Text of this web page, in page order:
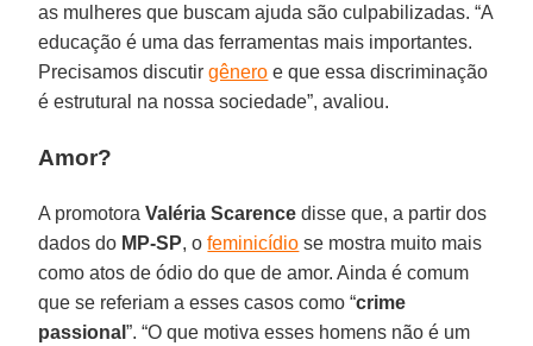
as mulheres que buscam ajuda são culpabilizadas. “A
educação é uma das ferramentas mais importantes.
Precisamos discutirgênero e que essa discriminação
é estrutural na nossa sociedade”, avaliou.
Amor?
A promotoraValéria Scarence disse que, a partir dos
dados do MP-SP, ofeminicídio se mostra muito mais
como atos de ódio do que de amor. Ainda é comum
que se referiam a esses casos como “crime
passional”. “O que motiva esses homens não é um